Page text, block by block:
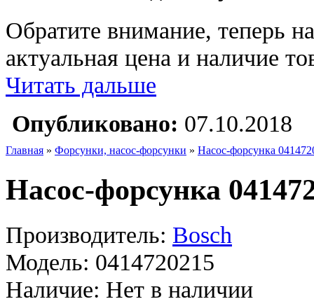
Обратите внимание, теперь
актуальная цена и наличие
Читать дальше
Опубликовано: 07.10.2018
Главная » Форсунки, насос-форсунки » Насос-форсунка
Насос-форсунка
Производитель: Bosch
Модель: 0414720215
Наличие: Нет в наличии